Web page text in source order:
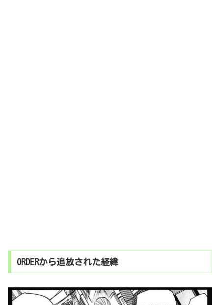
ORDERから追放された経緯